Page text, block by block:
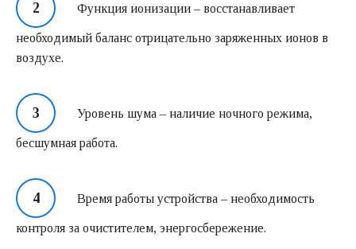
Функция ионизации – восстанавливает
необходимый баланс отрицательно заряженных ионов в
воздухе.
Уровень шума – наличие ночного режима,
бесшумная работа.
Время работы устройства – необходимость
контроля за очистителем, энергосбережение.